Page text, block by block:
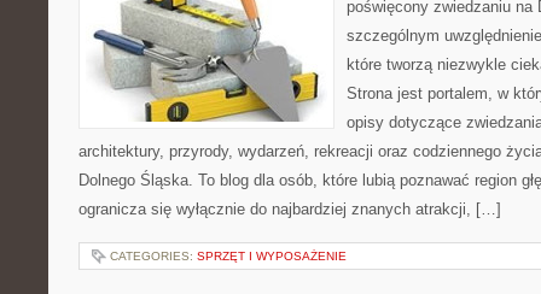
poświęcony zwiedzaniu na
szczególnym
które tworzą niezwykle
Strona jest portalem, w
opisy dotyczące
architektury, przyrody, wydarzeń, rekreacji oraz codziennego
Dolnego Śląska. To blog dla osób, które lubią poznawać region
ogranicza się wyłącznie do najbardziej znanych atrakcji, […]
CATEGORIES: SPRZĘT I WYPOSAŻENIE